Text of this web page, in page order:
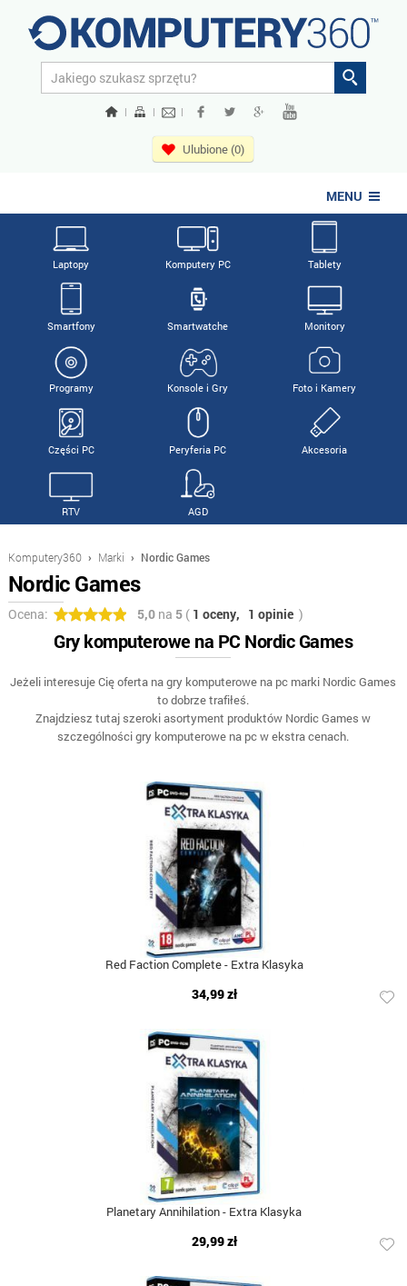
| | |
Ulubione (0)
MENU
Laptopy Komputery PC Tablety
Smartfony Smartwatche Monitory
Programy Konsole i Gry Foto i Kamery
Części PC Peryferia PC Akcesoria
RTV AGD
Komputery360 › Marki › Nordic Games
Nordic Games
Ocena: 5,0na 5( 1 oceny, 1 opinie )
Gry komputerowe na PC Nordic Games
Jeżeli interesuje Cię oferta na gry komputerowe na pc marki Nordic Games
to dobrze trafiłeś.
Znajdziesz tutaj szeroki asortyment produktów Nordic Games w
szczególności gry komputerowe na pc w ekstra cenach.
Red Faction Complete - Extra Klasyka
34,99 zł
Planetary Annihilation - Extra Klasyka
29,99 zł